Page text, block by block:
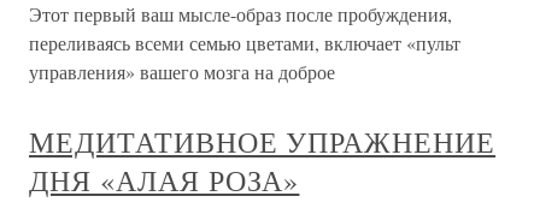
Этот первый ваш мысле-образ после пробуждения,
переливаясь всеми семью цветами, включает «пульт
управления» вашего мозга на доброе
МЕДИТАТИВНОЕ УПРАЖНЕНИЕ
ДНЯ «АЛАЯ РОЗА»